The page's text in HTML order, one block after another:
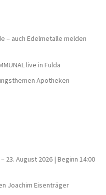
– auch Edelmetalle melden
live in Fulda
Apotheken
23. August 2026 | Beginn 14:00
Joachim Eisenträger